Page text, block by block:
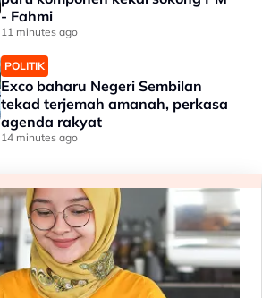
- Fahmi
11 minutes ago
POLITIK
Exco baharu Negeri Sembilan
tekad terjemah amanah, perkasa
agenda rakyat
14 minutes ago